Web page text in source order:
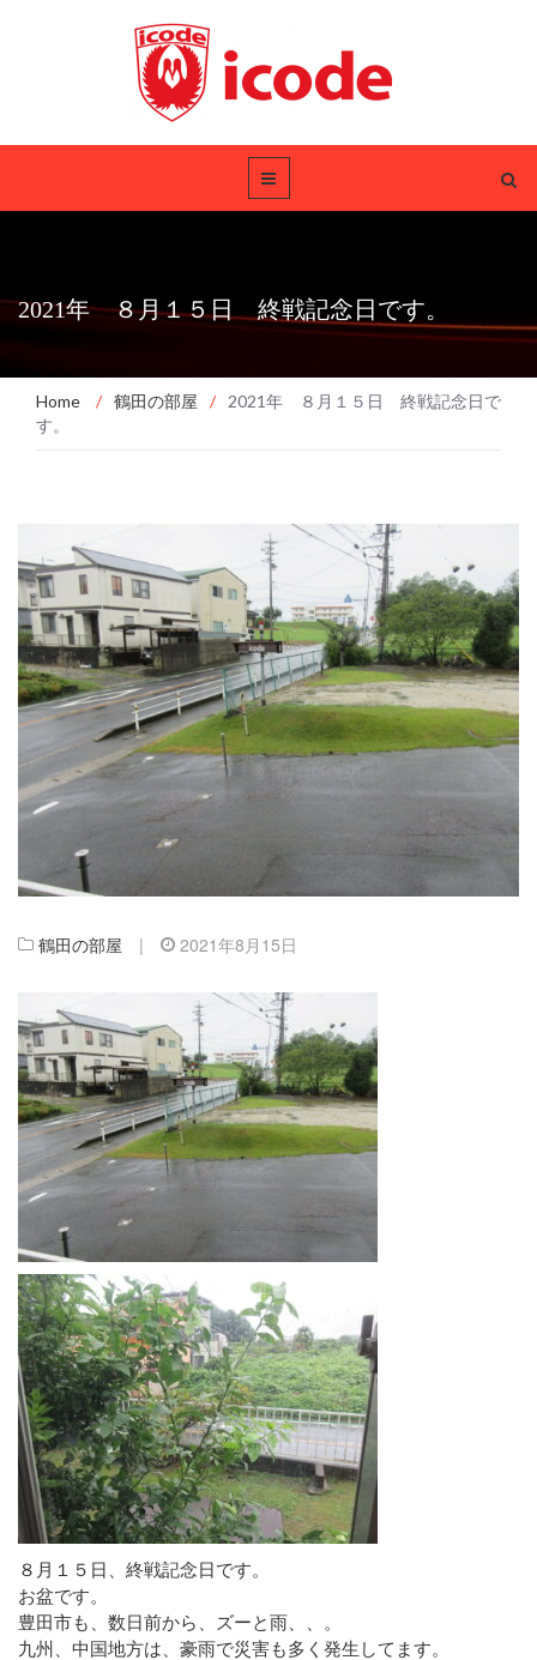
2021年 ８月１５日 終戦記念日です。
Home / 鶴田の部屋 /
2021年 ８月１５日 終戦記念日で
す。
鶴田の部屋 | 2021年8月15日
８月１５日、終戦記念日です。
お盆です。
豊田市も、数日前から、ズーと雨、、。
九州、中国地方は、豪雨で災害も多く発生してます。